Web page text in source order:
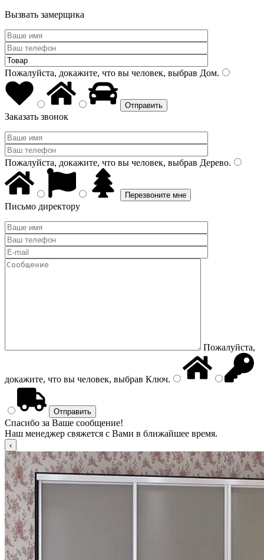
Вызвать замерщика
Пожалуйста, докажите, что вы человек, выбрав Дом.
Заказать звонок
Пожалуйста, докажите, что вы человек, выбрав Дерево.
Письмо директору
Пожалуйста,
докажите, что вы человек, выбрав Ключ.
Спасибо за Ваше сообщение!
Наш менеджер свяжется с Вами в ближайшее время.